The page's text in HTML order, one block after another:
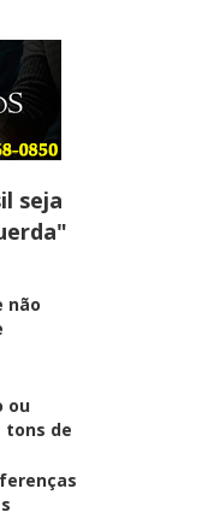
em
no SUS
Minas
seja
não
ou
tons de